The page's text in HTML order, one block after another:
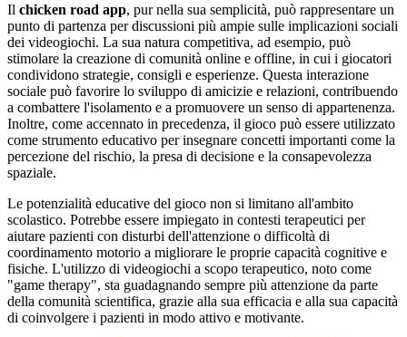
Il chicken road app, pur nella sua semplicità, può rappresentare un
punto di partenza per discussioni più ampie sulle implicazioni sociali
dei videogiochi. La sua natura competitiva, ad esempio, può
stimolare la creazione di comunità online e offline, in cui i giocatori
condividono strategie, consigli e esperienze. Questa interazione
sociale può favorire lo sviluppo di amicizie e relazioni, contribuendo
a combattere l'isolamento e a promuovere un senso di appartenenza.
Inoltre, come accennato in precedenza, il gioco può essere utilizzato
come strumento educativo per insegnare concetti importanti come la
percezione del rischio, la presa di decisione e la consapevolezza
spaziale.
Le potenzialità educative del gioco non si limitano all'ambito
scolastico. Potrebbe essere impiegato in contesti terapeutici per
aiutare pazienti con disturbi dell'attenzione o difficoltà di
coordinamento motorio a migliorare le proprie capacità cognitive e
fisiche. L'utilizzo di videogiochi a scopo terapeutico, noto come
"game therapy", sta guadagnando sempre più attenzione da parte
della comunità scientifica, grazie alla sua efficacia e alla sua capacità
di coinvolgere i pazienti in modo attivo e motivante.